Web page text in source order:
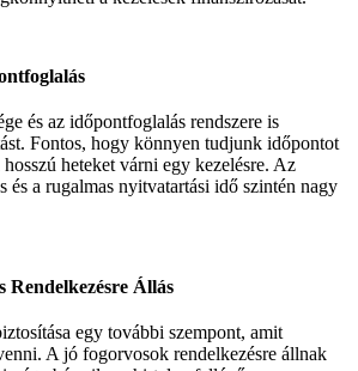
és az időpontfoglalás rendszere is
Fontos, hogy könnyen tudjunk időpontot
heteket várni egy kezelésre. Az
és a rugalmas nyitvatartási idő szintén nagy
Rendelkezésre Állás
egy további szempont, amit
A jó fogorvosok rendelkezésre állnak